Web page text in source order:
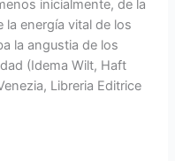
inicialmente, de la
la energía vital de los
la angustia de los
(Idema Wilt, Haft
Libreria Editrice